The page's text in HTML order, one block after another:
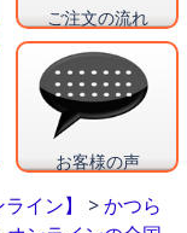
ご注文の流れ
お客様の声
イン】 >かつら